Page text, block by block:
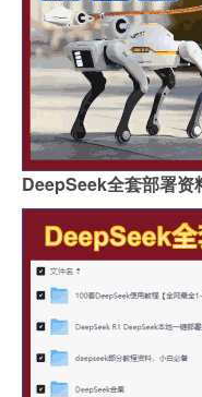
DeepSeek全套部署资